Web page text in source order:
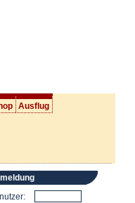
Ausflug